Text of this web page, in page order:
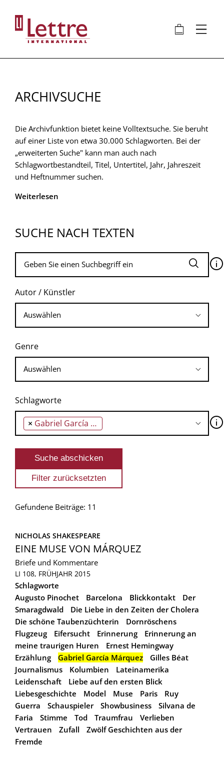
Inhalt
🛍 ⋮
ARCHIVSUCHE
Die Archivfunktion bietet keine Volltextsuche. Sie beruht
auf einer Liste von etwa 30.000 Schlagworten. Bei der
„erweiterten Suche" kann man auch nach
Schlagwortbestandteil, Titel, Untertitel, Jahr, Jahreszeit
und Heftnummer suchen.
Weiterlesen
SUCHE NACH TEXTEN
🛈
Autor / Künstler
Genre
Schlagworte
× Gabriel García Márquez 🛈
Gefundene Beiträge: 11
NICHOLAS SHAKESPEARE
EINE MUSE VON MÁRQUEZ
Briefe und Kommentare
LI 108, FRÜHJAHR 2015
Schlagworte
Augusto Pinochet
Barcelona Blickkontakt
Der
Smaragdwald
Die Liebe in den Zeiten der Cholera
Die schöne Taubenzüchterin
Dornröschens
Flugzeug
Eifersucht Erinnerung
Erinnerung an
meine traurigen Huren
Ernest Hemingway
Erzählung
Gabriel García Márquez
Gilles Béat
Journalismus
Kolumbien
Lateinamerika
Leidenschaft
Liebe auf den ersten Blick
Liebesgeschichte
Model Muse Paris
Ruy
Guerra
Schauspieler Showbusiness
Silvana de
Faria
Stimme Tod Traumfrau
Verlieben
Vertrauen
Zufall
Zwölf Geschichten aus der
Fremde